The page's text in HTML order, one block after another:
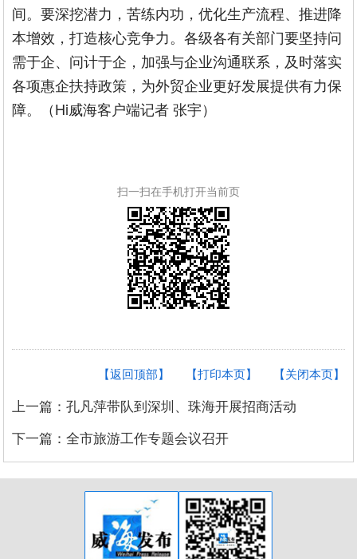
间。要深挖潜力，苦练内功，优化生产流程、推进降
本增效，打造核心竞争力。各级各有关部门要坚持问
需于企、问计于企，加强与企业沟通联系，及时落实
各项惠企扶持政策，为外贸企业更好发展提供有力保
障。（Hi威海客户端记者 张宇）
扫一扫在手机打开当前页
【关闭本页】
【打印本页】
【返回顶部】
上一篇：孔凡萍带队到深圳、珠海开展招商活动
下一篇：全市旅游工作专题会议召开